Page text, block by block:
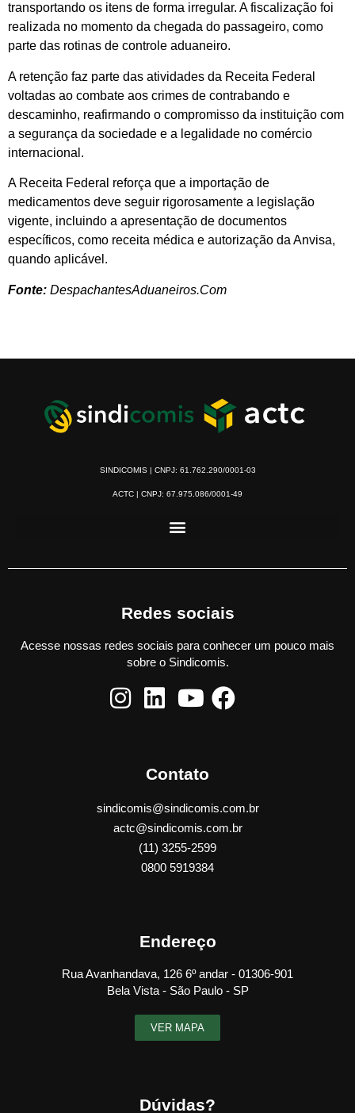
transportando os itens de forma irregular. A fiscalização foi
realizada no momento da chegada do passageiro, como
parte das rotinas de controle aduaneiro.
A retenção faz parte das atividades da Receita Federal
voltadas ao combate aos crimes de contrabando e
descaminho, reafirmando o compromisso da instituição com
a segurança da sociedade e a legalidade no comércio
internacional.
A Receita Federal reforça que a importação de
medicamentos deve seguir rigorosamente a legislação
vigente, incluindo a apresentação de documentos
específicos, como receita médica e autorização da Anvisa,
quando aplicável.
Fonte: DespachantesAduaneiros.Com
SINDICOMIS | CNPJ: 61.762.290/0001-03
ACTC | CNPJ: 67.975.086/0001-49
Redes sociais
Acesse nossas redes sociais para conhecer um pouco mais
sobre o Sindicomis.
Contato
sindicomis@sindicomis.com.br
actc@sindicomis.com.br
(11) 3255-2599
0800 5919384
Endereço
Rua Avanhandava, 126 6º andar - 01306-901
Bela Vista - São Paulo - SP
VER MAPA
Dúvidas?